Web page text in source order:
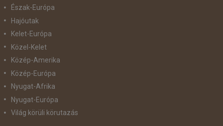
Észak-Európa
Hajóutak
Kelet-Európa
Közel-Kelet
Közép-Amerika
Közép-Európa
Nyugat-Afrika
Nyugat-Európa
Világ körüli körutazás